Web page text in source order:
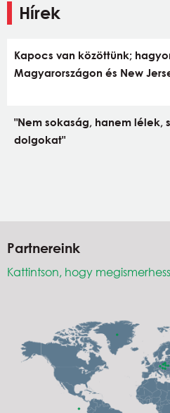
Hírek
Kapocs van közöttünk;
Magyarországon és New
"Nem sokaság, hanem lélek,
dolgokat"
Partnereink
Kattintson, hogy